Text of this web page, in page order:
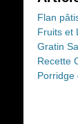
Flan
Fruits et
Gratin
Recette
Porridge